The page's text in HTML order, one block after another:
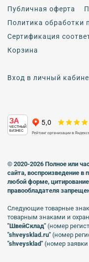
Публичная оферта
Политика обработки
Сертификация
Корзина
Вход в личный
ЗА
ЧЕСТНЫЙ
БИЗНЕС
© 2020-2026 Полное или
сайта, воспроизведение в
любой форме,
правообладателя
Следующие товарные
товарным знаками и
"ШвейСклад" (номер
"shveуsklad.ru" (номер
"shveysklad" (номер заявки